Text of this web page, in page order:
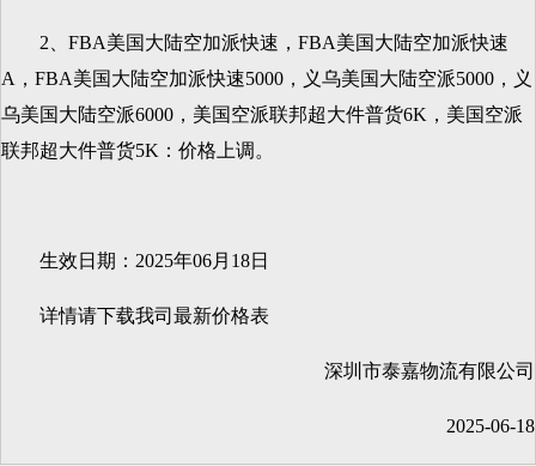
2、FBA美国大陆空加派快速，FBA美国大陆空加派快速
A，FBA美国大陆空加派快速5000，义乌美国大陆空派5000，义
乌美国大陆空派6000，美国空派联邦超大件普货6K，美国空派
联邦超大件普货5K：价格上调。
生效日期：2025年06月18日
详情请下载我司最新价格表
深圳市泰嘉物流有限公司
2025-06-18